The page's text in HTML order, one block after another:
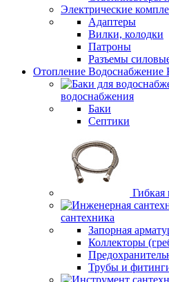
Электрические
Адаптеры
Вилки, колодки
Патроны
Разъемы
Отопление Водоснабжение
водоснабжения
Баки
Септики
Гибкая
сантехника
Запорная
Коллекторы
Трубы и